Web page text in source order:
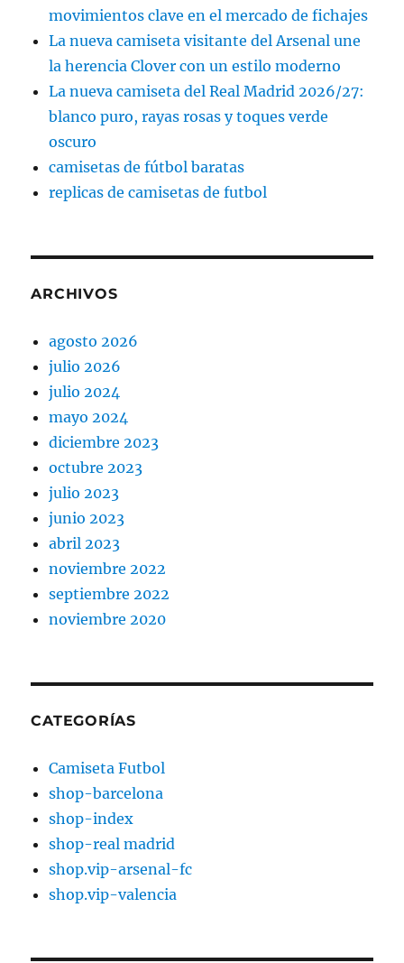
movimientos clave en el mercado de fichajes
La nueva camiseta visitante del Arsenal une
la herencia Clover con un estilo moderno
La nueva camiseta del Real Madrid 2026/27:
blanco puro, rayas rosas y toques verde
oscuro
camisetas de fútbol baratas
replicas de camisetas de futbol
ARCHIVOS
agosto 2026
julio 2026
julio 2024
mayo 2024
diciembre 2023
octubre 2023
julio 2023
junio 2023
abril 2023
noviembre 2022
septiembre 2022
noviembre 2020
CATEGORÍAS
Camiseta Futbol
shop-barcelona
shop-index
shop-real madrid
shop.vip-arsenal-fc
shop.vip-valencia